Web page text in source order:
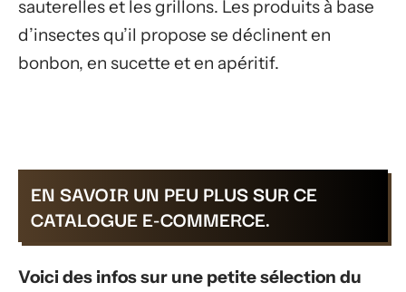
sauterelles et les grillons. Les produits à base
d’insectes qu’il propose se déclinent en
bonbon, en sucette et en apéritif.
EN SAVOIR UN PEU PLUS SUR CE
CATALOGUE E-COMMERCE.
Voici des infos sur une petite sélection du